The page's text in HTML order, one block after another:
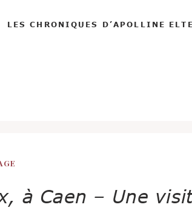
LES CHRONIQUES D’APOLLINE
à Caen – Une